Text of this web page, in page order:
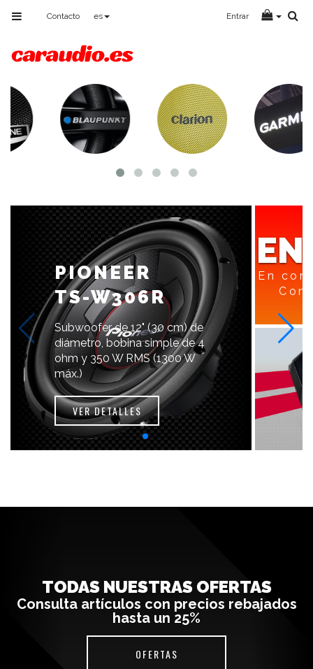
Toggle
navigation
Contacto es Entrar
PIONEER
TS-W306R
Subwoofer de 12" (30 cm) de
diámetro, bobina simple de 4
ohm y 350 W RMS (1300 W
máx.)
VER DETALLES
En
TODAS NUESTRAS OFERTAS
Consulta artículos con precios rebajados
hasta un 25%
OFERTAS